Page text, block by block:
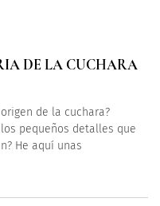
DE LA CUCHARA
de la cuchara?
pequeños detalles que
He aquí unas